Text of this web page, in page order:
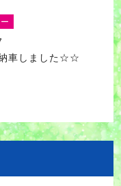
車しました☆☆